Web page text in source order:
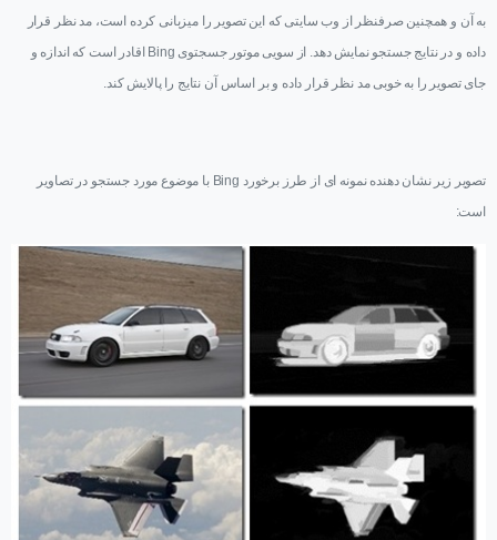
به آن و همچنین صرفنظر از وب سایتی که این تصویر را میزبانی کرده است، مد نظر قرار
داده و در نتایج جستجو نمایش دهد. از سویی موتور جسجتوی Bing اقادر است که اندازه و
جای تصویر را به خوبی مد نظر قرار داده و بر اساس آن نتایج را پالایش کند.
تصویر زیر نشان دهنده نمونه ای از طرز برخورد Bing با موضوع مورد جستجو در تصاویر
است: